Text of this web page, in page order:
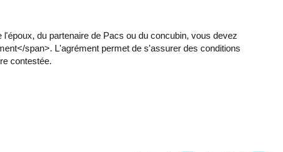
du partenaire de Pacs ou du concubin, vous devez
span>. L'agrément permet de s'assurer des conditions
contestée.